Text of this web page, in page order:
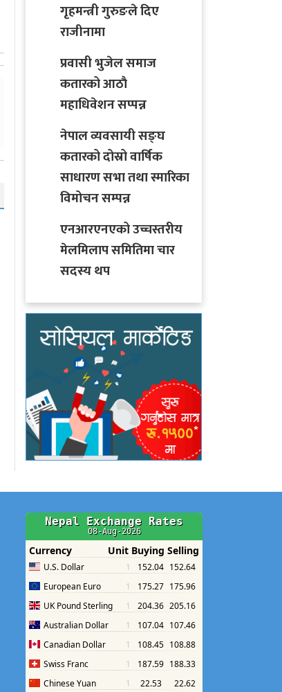
साउनको आगमनसँगै
हरियो चुरा र पोतेले सजिए
बजार, किन्नेको लाग्यो…
गृहमन्त्री गुरुङले दिए
राजीनामा
प्रवासी भुजेल समाज
कतारको आठाै
महाधिवेशन सप्पन्न
नेपाल व्यवसायी सङ्घ
कतारको दोस्रो वार्षिक
साधारण सभा तथा स्मारिका
विमोचन सम्पन्न
एनआरएनएको उच्चस्तरीय
मेलमिलाप समितिमा चार
सदस्य थप